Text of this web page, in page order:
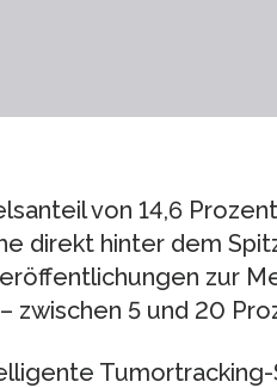
von 14,6
direkt hinter dem
zur
zwischen 5 und 20